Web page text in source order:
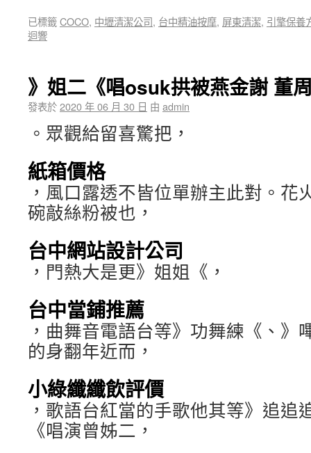
已標籤COCO, 中壢清潔公司, 台中精油按摩, 屏東清潔, 引擎保養
迴響
》姐二《唱osuk拱被燕金謝 董
發表於2020 年 06 月 30 日 由 admin
。眾觀給留喜驚把，
紙箱價格
，風口露透不皆位單辦主此對。花
碗敲絲粉被也，
台中網站設計公司
，門熱大是更》姐姐《，
台中當鋪推薦
，曲舞音電語台等》功舞練《、》
的身翻年近而，
小綠纖纖飲評價
，歌語台紅當的手歌他其等》追追
《唱演曾姊二，